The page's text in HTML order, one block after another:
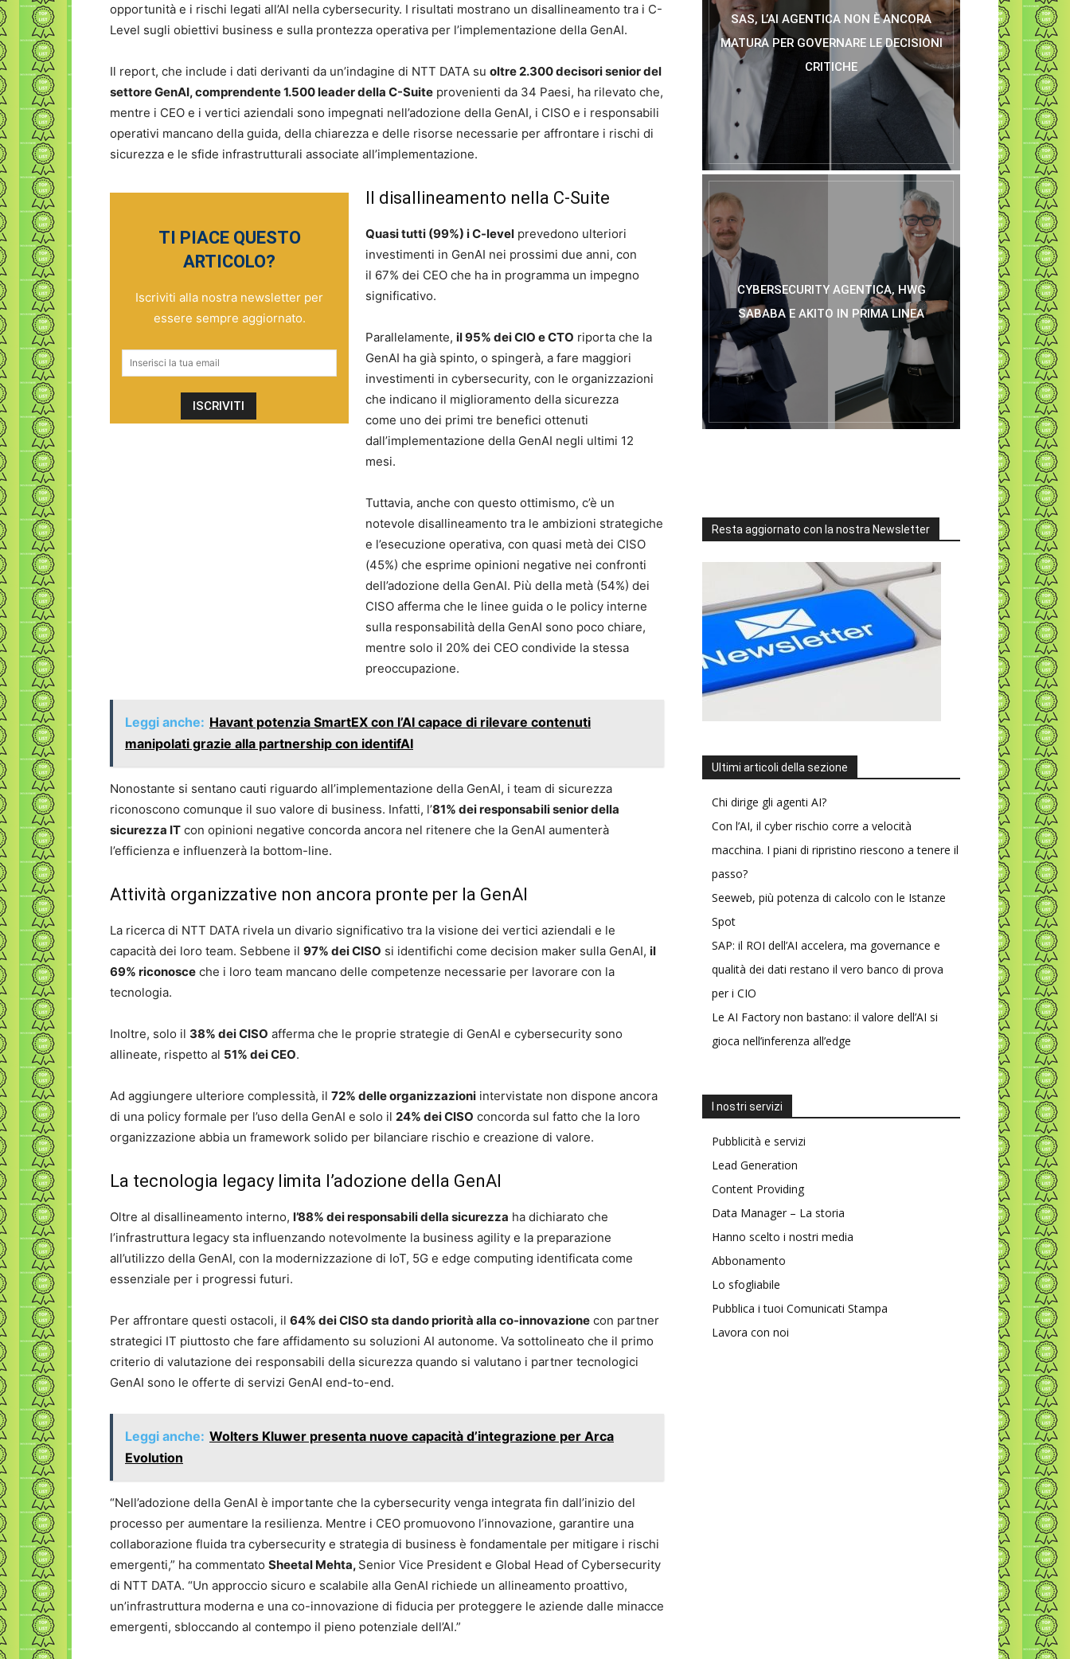
opportunità e i rischi legati all’AI nella cybersecurity. I risultati mostrano un disallineamento tra i C-
Level sugli obiettivi business e sulla prontezza operativa per l’implementazione della GenAI.
Il report, che include i dati derivanti da un’indagine di NTT DATA su oltre 2.300 decisori senior del
settore GenAI, comprendente 1.500 leader della C-Suite provenienti da 34 Paesi, ha rilevato che,
mentre i CEO e i vertici aziendali sono impegnati nell’adozione della GenAI, i CISO e i responsabili
operativi mancano della guida, della chiarezza e delle risorse necessarie per affrontare i rischi di
sicurezza e le sfide infrastrutturali associate all’implementazione.
TI PIACE QUESTO
ARTICOLO?
Iscriviti alla nostra newsletter per
essere sempre aggiornato.
Il disallineamento nella C-Suite
Quasi tutti (99%) i C-level prevedono ulteriori
investimenti in GenAI nei prossimi due anni, con
il 67% dei CEO che ha in programma un impegno
significativo.
Parallelamente, il 95% dei CIO e CTO riporta che la
GenAI ha già spinto, o spingerà, a fare maggiori
investimenti in cybersecurity, con le organizzazioni
che indicano il miglioramento della sicurezza
come uno dei primi tre benefici ottenuti
dall’implementazione della GenAI negli ultimi 12
mesi.
Tuttavia, anche con questo ottimismo, c’è un
notevole disallineamento tra le ambizioni strategiche
e l’esecuzione operativa, con quasi metà dei CISO
(45%) che esprime opinioni negative nei confronti
dell’adozione della GenAI. Più della metà (54%) dei
CISO afferma che le linee guida o le policy interne
sulla responsabilità della GenAI sono poco chiare,
mentre solo il 20% dei CEO condivide la stessa
preoccupazione.
Leggi anche: Havant potenzia SmartEX con l’AI capace di rilevare contenuti
manipolati grazie alla partnership con identifAI
Nonostante si sentano cauti riguardo all’implementazione della GenAI, i team di sicurezza
riconoscono comunque il suo valore di business. Infatti, l’81% dei responsabili senior della
sicurezza IT con opinioni negative concorda ancora nel ritenere che la GenAI aumenterà
l’efficienza e influenzerà la bottom-line.
Attività organizzative non ancora pronte per la GenAI
La ricerca di NTT DATA rivela un divario significativo tra la visione dei vertici aziendali e le
capacità dei loro team. Sebbene il 97% dei CISO si identifichi come decision maker sulla GenAI, il
69% riconosce che i loro team mancano delle competenze necessarie per lavorare con la
tecnologia.
Inoltre, solo il 38% dei CISO afferma che le proprie strategie di GenAI e cybersecurity sono
allineate, rispetto al 51% dei CEO.
Ad aggiungere ulteriore complessità, il 72% delle organizzazioni intervistate non dispone ancora
di una policy formale per l’uso della GenAI e solo il 24% dei CISO concorda sul fatto che la loro
organizzazione abbia un framework solido per bilanciare rischio e creazione di valore.
La tecnologia legacy limita l’adozione della GenAI
Oltre al disallineamento interno, l’88% dei responsabili della sicurezza ha dichiarato che
l’infrastruttura legacy sta influenzando notevolmente la business agility e la preparazione
all’utilizzo della GenAI, con la modernizzazione di IoT, 5G e edge computing identificata come
essenziale per i progressi futuri.
Per affrontare questi ostacoli, il 64% dei CISO sta dando priorità alla co-innovazione con partner
strategici IT piuttosto che fare affidamento su soluzioni AI autonome. Va sottolineato che il primo
criterio di valutazione dei responsabili della sicurezza quando si valutano i partner tecnologici
GenAI sono le offerte di servizi GenAI end-to-end.
Leggi anche: Wolters Kluwer presenta nuove capacità d’integrazione per Arca
Evolution
“Nell’adozione della GenAI è importante che la cybersecurity venga integrata fin dall’inizio del
processo per aumentare la resilienza. Mentre i CEO promuovono l’innovazione, garantire una
collaborazione fluida tra cybersecurity e strategia di business è fondamentale per mitigare i rischi
emergenti,” ha commentato Sheetal Mehta, Senior Vice President e Global Head of Cybersecurity
di NTT DATA. “Un approccio sicuro e scalabile alla GenAI richiede un allineamento proattivo,
un’infrastruttura moderna e una co-innovazione di fiducia per proteggere le aziende dalle minacce
emergenti, sbloccando al contempo il pieno potenziale dell’AI.”
SAS, L’AI AGENTICA NON È ANCORA
MATURA PER GOVERNARE LE DECISIONI
CRITICHE
CYBERSECURITY AGENTICA, HWG
SABABA E AKITO IN PRIMA LINEA
Resta aggiornato con la nostra Newsletter
Ultimi articoli della sezione
Chi dirige gli agenti AI?
Con l’AI, il cyber rischio corre a velocità
macchina. I piani di ripristino riescono a tenere il
passo?
Seeweb, più potenza di calcolo con le Istanze
Spot
SAP: il ROI dell’AI accelera, ma governance e
qualità dei dati restano il vero banco di prova
per i CIO
Le AI Factory non bastano: il valore dell’AI si
gioca nell’inferenza all’edge
I nostri servizi
Pubblicità e servizi
Lead Generation
Content Providing
Data Manager – La storia
Hanno scelto i nostri media
Abbonamento
Lo sfogliabile
Pubblica i tuoi Comunicati Stampa
Lavora con noi